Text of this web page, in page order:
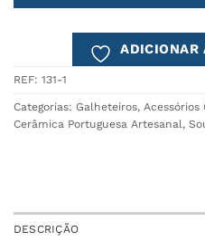
ADICIONAR
REF: 131-1
Categorias: Galheteiros, Acessórios
Cerâmica Portuguesa Artesanal,
DESCRIÇÃO